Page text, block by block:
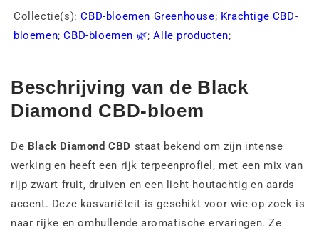
Collectie(s):CBD-bloemen Greenhouse; Krachtige CBD-
bloemen;CBD-bloemen 🌿;Alle producten;
Beschrijving van de Black
Diamond CBD-bloem
De Black Diamond CBD staat bekend om zijn intense
werking en heeft een rijk terpeenprofiel, met een mix van
rijp zwart fruit, druiven en een licht houtachtig en aards
accent. Deze kasvariëteit is geschikt voor wie op zoek is
naar rijke en omhullende aromatische ervaringen. Ze